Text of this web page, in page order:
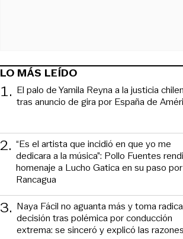
LO MÁS LEÍDO
1. El palo de Yamila Reyna a la justicia
tras anuncio de gira por España de
2. “Es el artista que incidió en que yo me
dedicara a la música”: Pollo Fuentes
homenaje a Lucho Gatica en su paso por
Rancagua
3. Naya Fácil no aguanta más y toma
decisión tras polémica por conducción
extrema: se sinceró y explicó las razones